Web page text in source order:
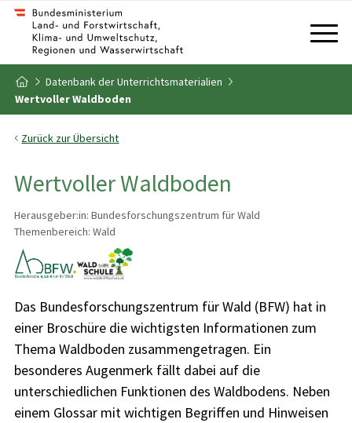
Zum Inhalt
Zum Inhaltsverzeichnis
Zur Startseite
Datenbank der Unterrichtsmaterialien
Wertvoller Waldboden
Zurück zur Übersicht
Wertvoller Waldboden
Herausgeber:in: Bundesforschungszentrum für Wald
Themenbereich: Wald
Das Bundesforschungszentrum für Wald (BFW) hat in
einer Broschüre die wichtigsten Informationen zum
Thema Waldboden zusammengetragen. Ein
besonderes Augenmerk fällt dabei auf die
unterschiedlichen Funktionen des Waldbodens. Neben
einem Glossar mit wichtigen Begriffen und Hinweisen